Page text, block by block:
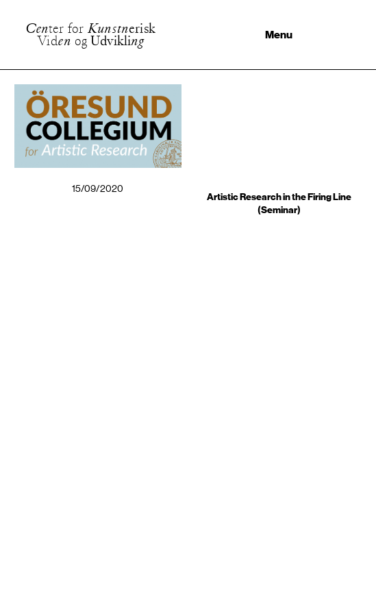
Center for Kunstnerisk
Viden og Udvikling Menu
15/09/2020
Artistic Research in the Firing Line
(Seminar)